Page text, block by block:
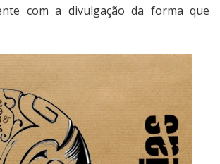
com a divulgação da forma que